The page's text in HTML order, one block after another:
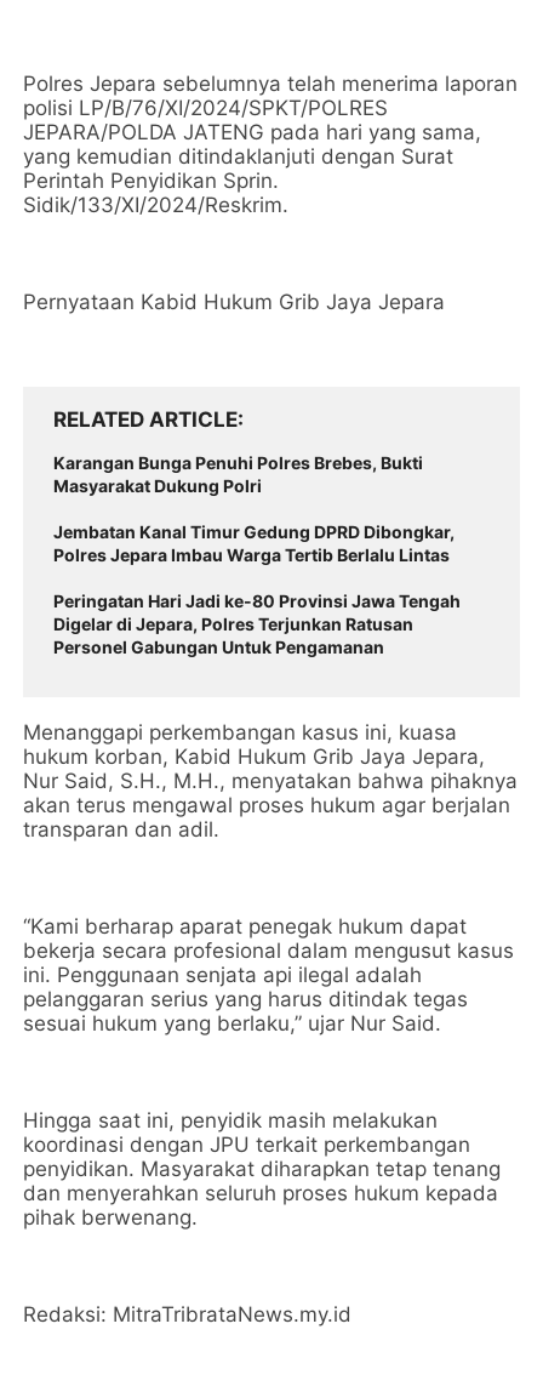
Polres Jepara sebelumnya telah menerima laporan
polisi LP/B/76/XI/2024/SPKT/POLRES
JEPARA/POLDA JATENG pada hari yang sama,
yang kemudian ditindaklanjuti dengan Surat
Perintah Penyidikan Sprin.
Sidik/133/XI/2024/Reskrim.
Pernyataan Kabid Hukum Grib Jaya Jepara
RELATED ARTICLE
Karangan Bunga Penuhi Polres Brebes, Bukti
Masyarakat Dukung Polri
Jembatan Kanal Timur Gedung DPRD Dibongkar,
Polres Jepara Imbau Warga Tertib Berlalu Lintas
Peringatan Hari Jadi ke-80 Provinsi Jawa Tengah
Digelar di Jepara, Polres Terjunkan Ratusan
Personel Gabungan Untuk Pengamanan
Menanggapi perkembangan kasus ini, kuasa
hukum korban, Kabid Hukum Grib Jaya Jepara,
Nur Said, S.H., M.H., menyatakan bahwa pihaknya
akan terus mengawal proses hukum agar berjalan
transparan dan adil.
“Kami berharap aparat penegak hukum dapat
bekerja secara profesional dalam mengusut kasus
ini. Penggunaan senjata api ilegal adalah
pelanggaran serius yang harus ditindak tegas
sesuai hukum yang berlaku,” ujar Nur Said.
Hingga saat ini, penyidik masih melakukan
koordinasi dengan JPU terkait perkembangan
penyidikan. Masyarakat diharapkan tetap tenang
dan menyerahkan seluruh proses hukum kepada
pihak berwenang.
Redaksi: MitraTribrataNews.my.id